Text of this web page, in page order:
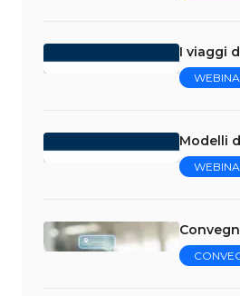
I viaggi
Modelli